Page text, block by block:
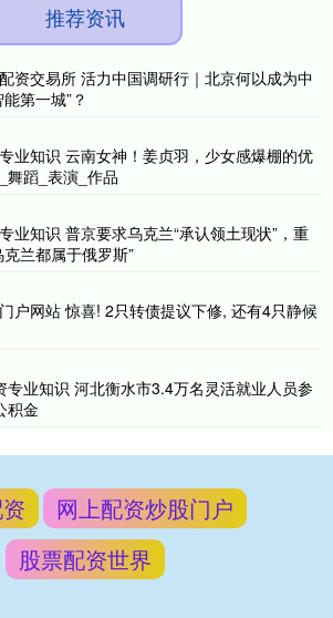
推荐资讯
资交易所 活力中国调研行｜北京何以成为中
第一城”？
业知识 云南女神！姜贞羽，少女感爆棚的优
舞蹈_表演_作品
业知识 普京要求乌克兰“承认领土现状”，重
克兰都属于俄罗斯”
户网站 惊喜! 2只转债提议下修, 还有4只静候
专业知识 河北衡水市3.4万名灵活就业人员参
积金
网上配资炒股门户
股票配资世界